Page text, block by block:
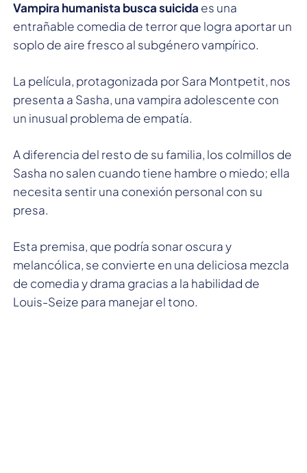
Vampira humanista busca suicida es una
entrañable comedia de terror que logra aportar un
soplo de aire fresco al subgénero vampírico.
La película, protagonizada por Sara Montpetit, nos
presenta a Sasha, una vampira adolescente con
un inusual problema de empatía.
A diferencia del resto de su familia, los colmillos de
Sasha no salen cuando tiene hambre o miedo; ella
necesita sentir una conexión personal con su
presa.
Esta premisa, que podría sonar oscura y
melancólica, se convierte en una deliciosa mezcla
de comedia y drama gracias a la habilidad de
Louis-Seize para manejar el tono.